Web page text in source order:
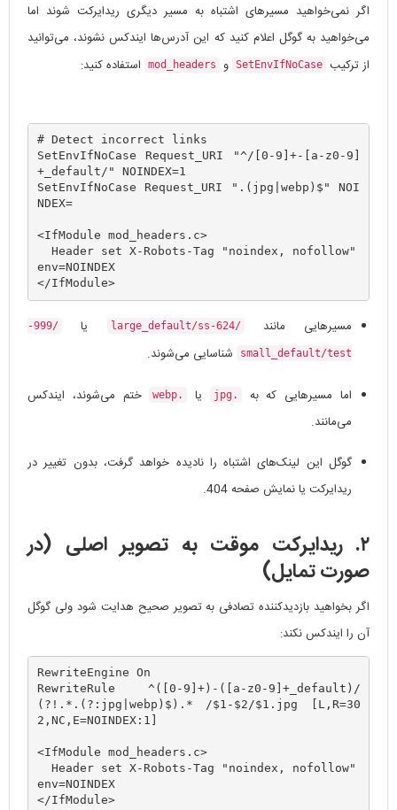
اگر نمی‌خواهید مسیرهای اشتباه به مسیر دیگری ریدایرکت شوند اما
می‌خواهید به گوگل اعلام کنید که این آدرس‌ها ایندکس نشوند، می‌توانید
از ترکیب
SetEnvIfNoCase و mod_headers استفاده کنید:
# Detect incorrect links
SetEnvIfNoCase Request_URI "^/[0-9]+-[a-z0-9]
+_default/" NOINDEX=1
SetEnvIfNoCase Request_URI ".(jpg|webp)$" NOI
NDEX=
<IfModule mod_headers.c>
env=NOINDEX
</IfModule>
مسیرهایی مانند /624-large_default/ss یا /999-
small_default/test شناسایی می‌شوند.
اما مسیرهایی که به .jpg یا .webp
ختم می‌شوند، ایندکس
می‌مانند.
گوگل این لینک‌های اشتباه را نادیده خواهد گرفت، بدون تغییر در
ریدایرکت یا نمایش صفحه 404.
۲. ریدایرکت موقت به تصویر اصلی (در
صورت تمایل)
اگر بخواهید بازدیدکننده تصادفی به تصویر صحیح هدایت شود ولی گوگل
آن را ایندکس نکند:
RewriteEngine On
RewriteRule ^([0-9]+)-([a-z0-9]+_default)/
(?!.*.(?:jpg|webp)$).* /$1-$2/$1.jpg [L,R=30
2,NC,E=NOINDEX:1]
<IfModule mod_headers.c>
env=NOINDEX
</IfModule>